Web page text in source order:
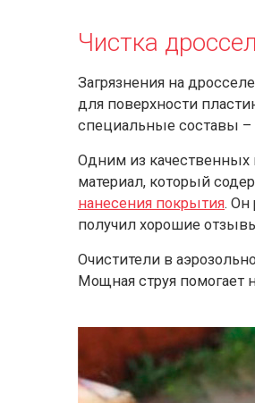
Чистка
Загрязнения на
для поверхности
специальные составы –
Одним из качественных
материал, который
нанесения покрытия. Он
получил хорошие
Очистители в
Мощная струя помогает